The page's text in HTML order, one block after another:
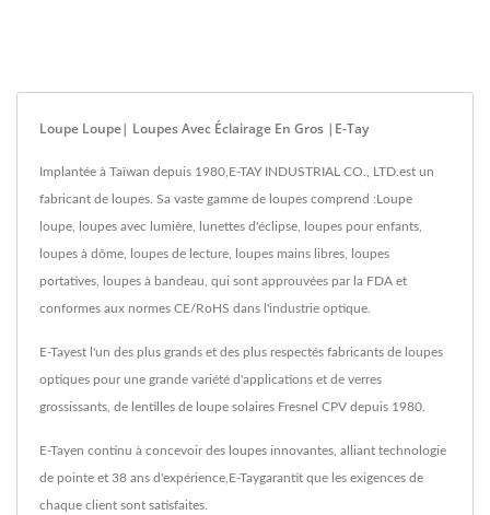
Loupe Loupe| Loupes Avec Éclairage En Gros |E-Tay
Implantée à Taïwan depuis 1980,E-TAY INDUSTRIAL CO., LTD.est un
fabricant de loupes. Sa vaste gamme de loupes comprend :Loupe
loupe, loupes avec lumière, lunettes d'éclipse, loupes pour enfants,
loupes à dôme, loupes de lecture, loupes mains libres, loupes
portatives, loupes à bandeau, qui sont approuvées par la FDA et
conformes aux normes CE/RoHS dans l'industrie optique.
E-Tayest l'un des plus grands et des plus respectés fabricants de loupes
optiques pour une grande variété d'applications et de verres
grossissants, de lentilles de loupe solaires Fresnel CPV depuis 1980.
E-Tayen continu à concevoir des loupes innovantes, alliant technologie
de pointe et 38 ans d'expérience,E-Taygarantit que les exigences de
chaque client sont satisfaites.